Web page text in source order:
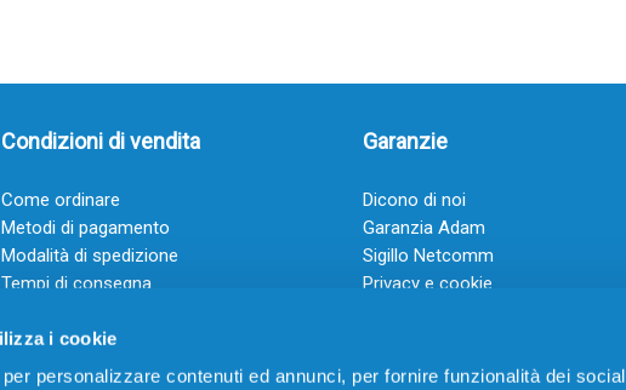
i cookie
personalizzare contenuti ed annunci, per fornire funzionalità dei social
Condizioni di vendita
Come ordinare
Metodi di pagamento
Modalità di spedizione
Tempi di consegna
Garanzie
Dicono di noi
Garanzia Adam
Sigillo Netcomm
Privacy e cookie